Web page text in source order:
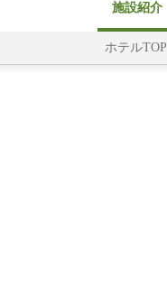
施設紹介
ホテルTOP